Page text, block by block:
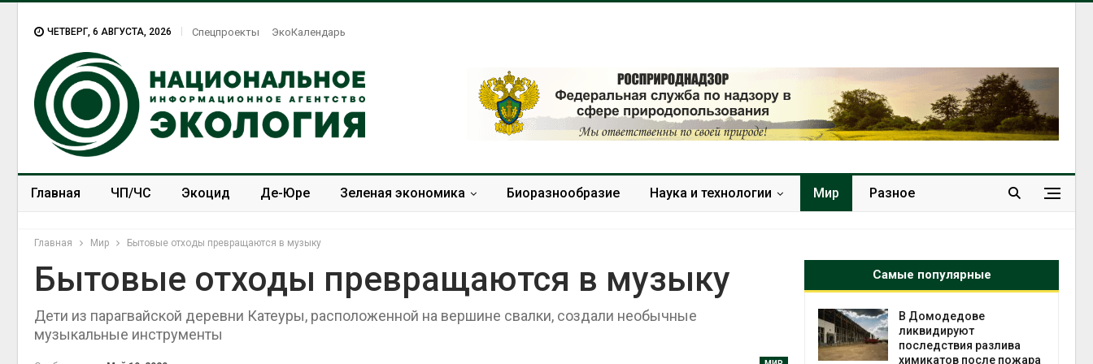
ЧЕТВЕРГ, 6 АВГУСТА, 2026 Спецпроекты ЭкоКалендарь
Главная ЧП/ЧС Экоцид Де-Юре Зеленая экономика Биоразнообразие Наука и технологии Мир Разное
Главная Мир Бытовые отходы превращаются в музыку
Бытовые отходы превращаются в музыку
Дети из парагвайской деревни Катеуры, расположенной на вершине свалки, создали необычные
музыкальные инструменты
Самые популярные
Органические яйца
В горах Карачаево-
краснокнижных растений
В Домодедове
ликвидируют
последствия разлива
химикатов после пожара